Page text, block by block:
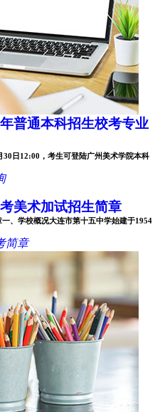
普通本科招生校考专业
日12:00，考生可登陆广州美术学院本科
美术加试招生简章
、学校概况大连市第十五中学始建于1954
简章